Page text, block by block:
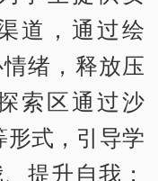
道，通过绘
绪，释放压
索区通过沙
式，引导学
提升自我；